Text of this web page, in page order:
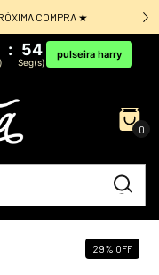
COMPRA ★
: 54
Seg(s)
pulseira harry
0
29% OFF